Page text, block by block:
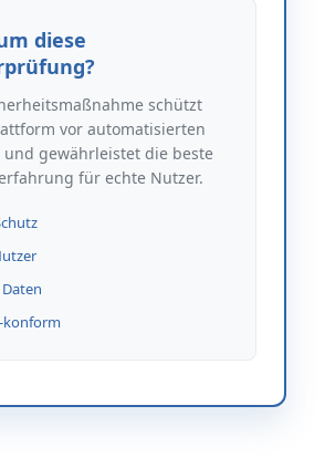
diese
schützt
vor automatisierten
gewährleistet die beste
für echte Nutzer.
konform